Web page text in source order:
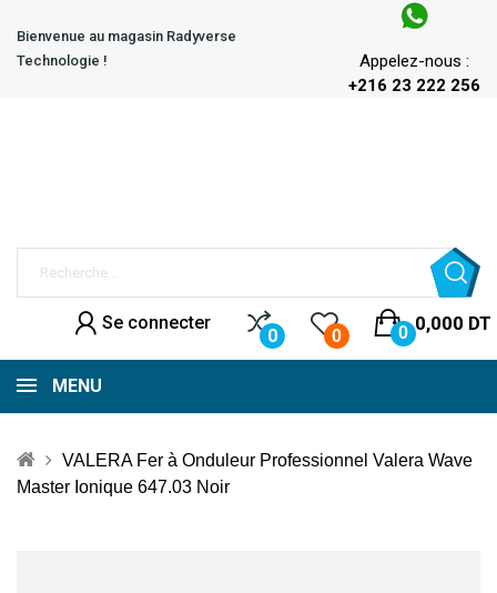
Bienvenue au magasin Radyverse
Technologie !
Appelez-nous :
+216 23 222 256
Se connecter
0 0
0,000 DT
0
MENU
VALERA Fer à Onduleur Professionnel Valera Wave
Master Ionique 647.03 Noir